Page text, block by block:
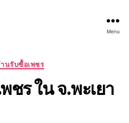
Menu
Categories
นรับซื้อเพชร
ชร ใน จ.พะเยา